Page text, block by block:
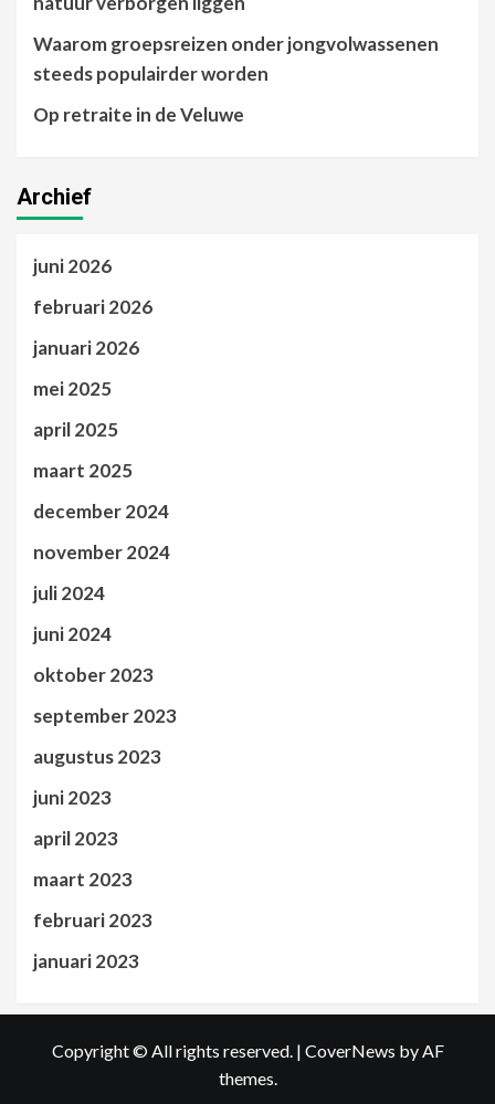
Waarom groepsreizen onder jongvolwassenen
steeds populairder worden
Op retraite in de Veluwe
Archief
juni 2026
februari 2026
januari 2026
mei 2025
april 2025
maart 2025
december 2024
november 2024
juli 2024
juni 2024
oktober 2023
september 2023
augustus 2023
juni 2023
april 2023
maart 2023
februari 2023
januari 2023
Copyright © All rights reserved. | CoverNews by AF
themes.